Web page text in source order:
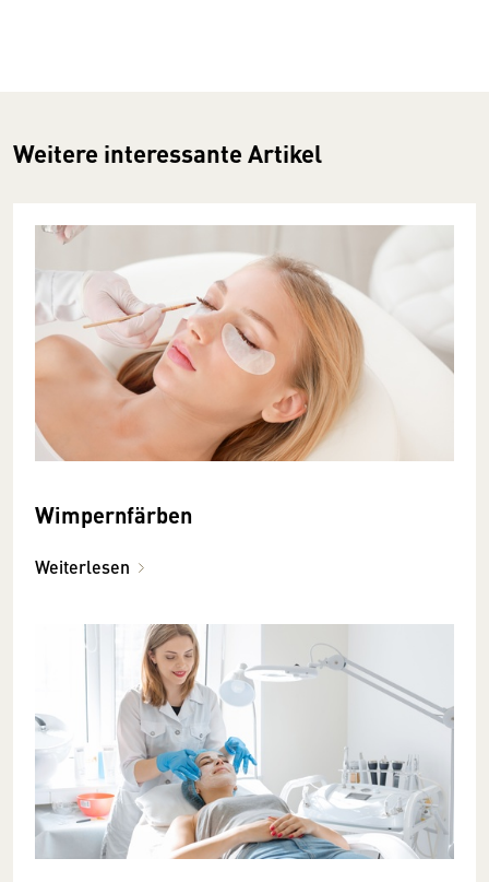
Weitere interessante Artikel
Wimpernfärben
Weiterlesen